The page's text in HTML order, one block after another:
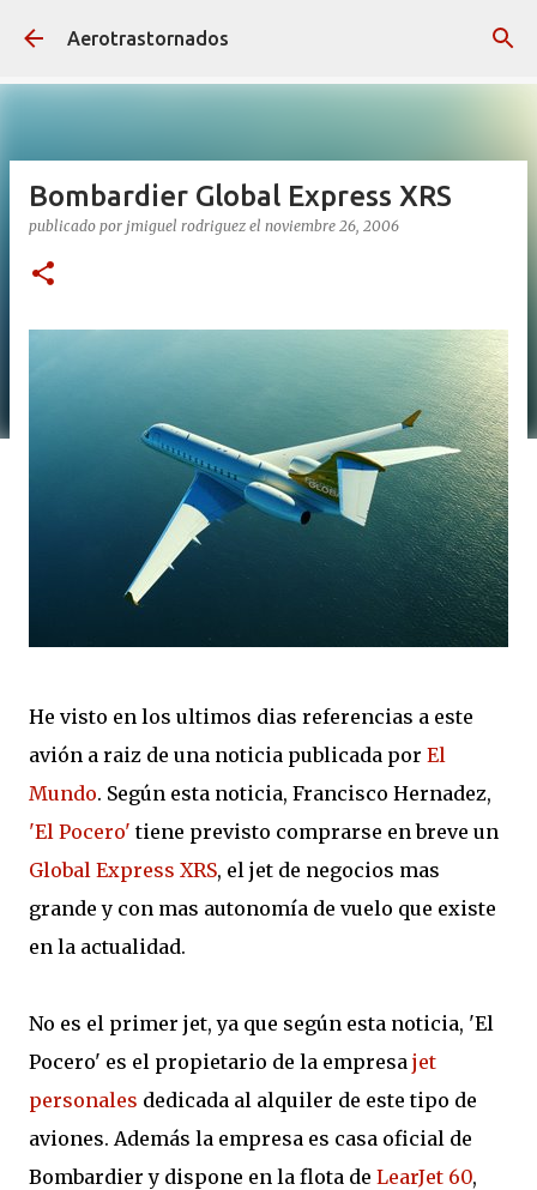
Ir al contenido principal
Aerotrastornados
Bombardier Global Express XRS
publicado por jmiguel rodriguez el noviembre 26, 2006
He visto en los ultimos dias referencias a este
avión a raiz de una noticia publicada por El
Mundo. Según esta noticia, Francisco Hernadez,
'El Pocero' tiene previsto comprarse en breve un
Global Express XRS, el jet de negocios mas
grande y con mas autonomía de vuelo que existe
en la actualidad.
No es el primer jet, ya que según esta noticia, 'El
Pocero' es el propietario de la empresa jet
personales dedicada al alquiler de este tipo de
aviones. Además la empresa es casa oficial de
Bombardier y dispone en la flota de LearJet 60,